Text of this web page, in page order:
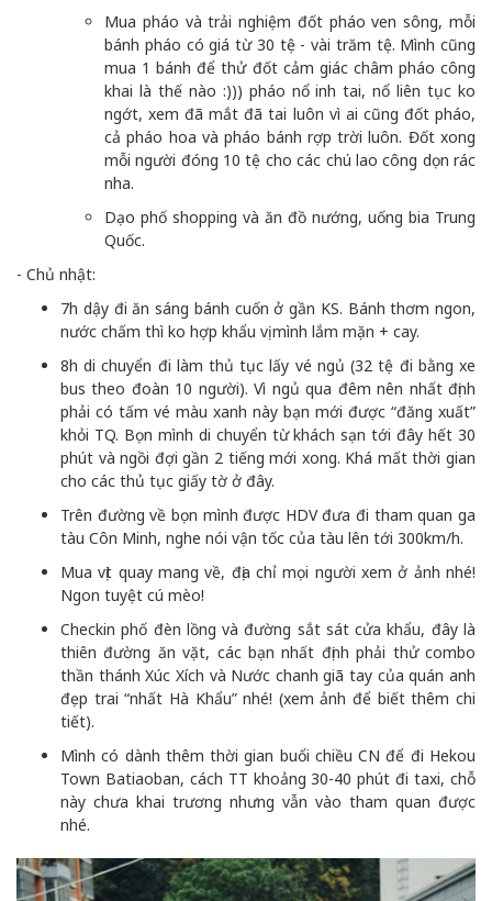
Mua pháo và trải nghiệm đốt pháo ven sông, mỗi
bánh pháo có giá từ 30 tệ - vài trăm tệ. Mình cũng
mua 1 bánh để thử đốt cảm giác châm pháo công
khai là thế nào :))) pháo nổ inh tai, nổ liên tục ko
ngớt, xem đã mắt đã tai luôn vì ai cũng đốt pháo,
cả pháo hoa và pháo bánh rợp trời luôn. Đốt xong
mỗi người đóng 10 tệ cho các chú lao công dọn rác
nha.
Dạo phố shopping và ăn đồ nướng, uống bia Trung
Quốc.
- Chủ nhật:
7h dậy đi ăn sáng bánh cuốn ở gần KS. Bánh thơm ngon,
nước chấm thì ko hợp khẩu vị mình lắm mặn + cay.
8h di chuyển đi làm thủ tục lấy vé ngủ (32 tệ đi bằng xe
bus theo đoàn 10 người). Vì ngủ qua đêm nên nhất định
phải có tấm vé màu xanh này bạn mới được “đăng xuất”
khỏi TQ. Bọn mình di chuyển từ khách sạn tới đây hết 30
phút và ngồi đợi gần 2 tiếng mới xong. Khá mất thời gian
cho các thủ tục giấy tờ ở đây.
Trên đường về bọn mình được HDV đưa đi tham quan ga
tàu Côn Minh, nghe nói vận tốc của tàu lên tới 300km/h.
Mua vịt quay mang về, địa chỉ mọi người xem ở ảnh nhé!
Ngon tuyệt cú mèo!
Checkin phố đèn lồng và đường sắt sát cửa khẩu, đây là
thiên đường ăn vặt, các bạn nhất định phải thử combo
thần thánh Xúc Xích và Nước chanh giã tay của quán anh
đẹp trai “nhất Hà Khẩu” nhé! (xem ảnh để biết thêm chi
tiết).
Mình có dành thêm thời gian buổi chiều CN để đi Hekou
Town Batiaoban, cách TT khoảng 30-40 phút đi taxi, chỗ
này chưa khai trương nhưng vẫn vào tham quan được
nhé.